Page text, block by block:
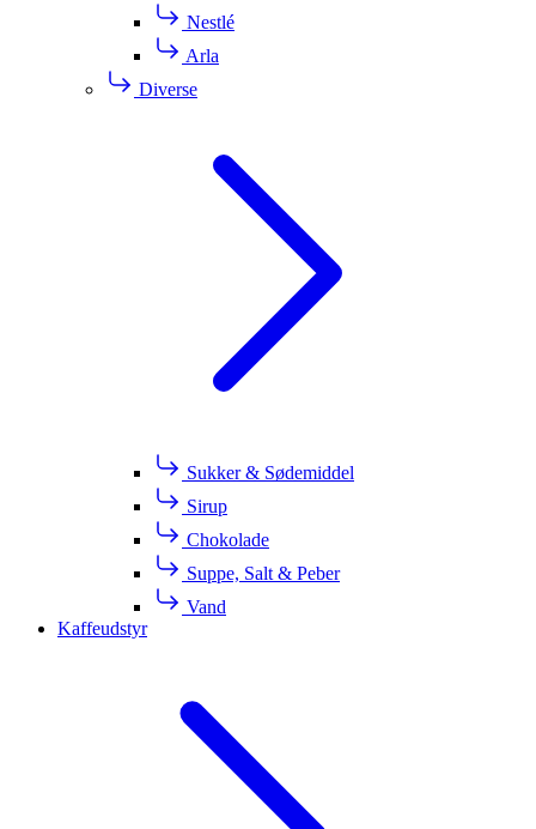
Nestlé
Arla
Diverse
Sukker & Sødemiddel
Sirup
Chokolade
Suppe, Salt & Peber
Vand
Kaffeudstyr